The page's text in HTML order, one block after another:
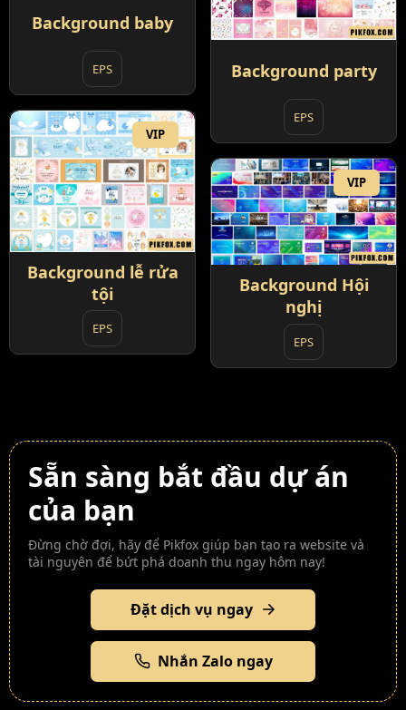
Background baby
EPS Background party
EPS
VIP
Background lễ rửa
tội
EPS
VIP
Background Hội
nghị
EPS
Sẵn sàng bắt đầu dự án
của bạn
Đừng chờ đợi, hãy để Pikfox giúp bạn tạo ra website và
tài nguyên để bứt phá doanh thu ngay hôm nay!
Đặt dịch vụ ngay
Nhắn Zalo ngay